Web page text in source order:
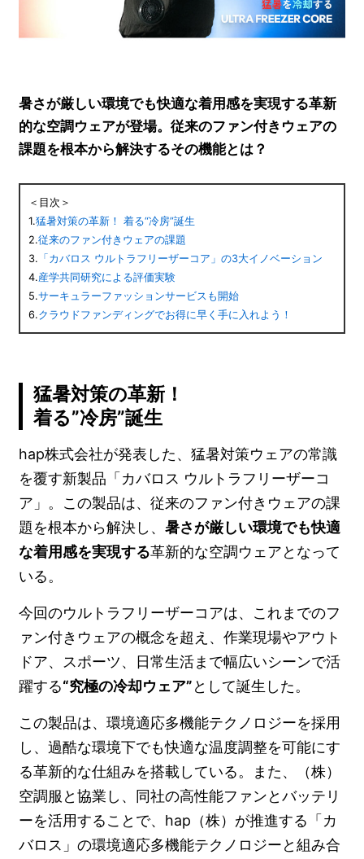
暑さが厳しい環境でも快適な着用感を実現する革新
的な空調ウェアが登場。従来のファン付きウェアの
課題を根本から解決するその機能とは？
＜目次＞
1.猛暑対策の革新！ 着る“冷房”誕生
2.従来のファン付きウェアの課題
3. 「カバロス ウルトラフリーザーコア」の3大イノベーション
4.産学共同研究による評価実験
5.サーキュラーファッションサービスも開始
6.クラウドファンディングでお得に早く手に入れよう！
猛暑対策の革新！
着る”冷房”誕生
hap株式会社が発表した、猛暑対策ウェアの常識
を覆す新製品「カバロス ウルトラフリーザーコ
ア」。この製品は、従来のファン付きウェアの課
題を根本から解決し、暑さが厳しい環境でも快適
な着用感を実現する革新的な空調ウェアとなって
いる。
今回のウルトラフリーザーコアは、これまでのフ
ァン付きウェアの概念を超え、作業現場やアウト
ドア、スポーツ、日常生活まで幅広いシーンで活
躍する“究極の冷却ウェア”として誕生した。
この製品は、環境適応多機能テクノロジーを採用
し、過酷な環境下でも快適な温度調整を可能にす
る革新的な仕組みを搭載している。また、（株）
空調服と協業し、同社の高性能ファンとバッテリ
ーを活用することで、hap（株）が推進する「カ
バロス」の環境適応多機能テクノロジーと組み合